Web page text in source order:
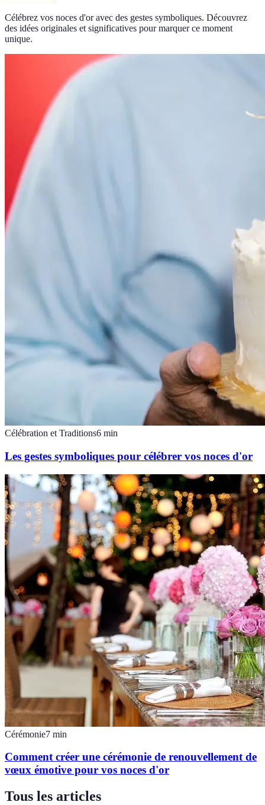
Célébrez vos noces d'or avec des gestes symboliques. Découvrez
des idées originales et significatives pour marquer ce moment
unique.
Célébration et Traditions6 min
Les gestes symboliques pour célébrer vos noces d'or
Cérémonie7 min
Comment créer une cérémonie de renouvellement de
vœux émotive pour vos noces d'or
Tous les articles